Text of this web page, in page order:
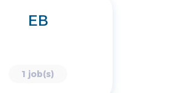
EB
1 job(s)